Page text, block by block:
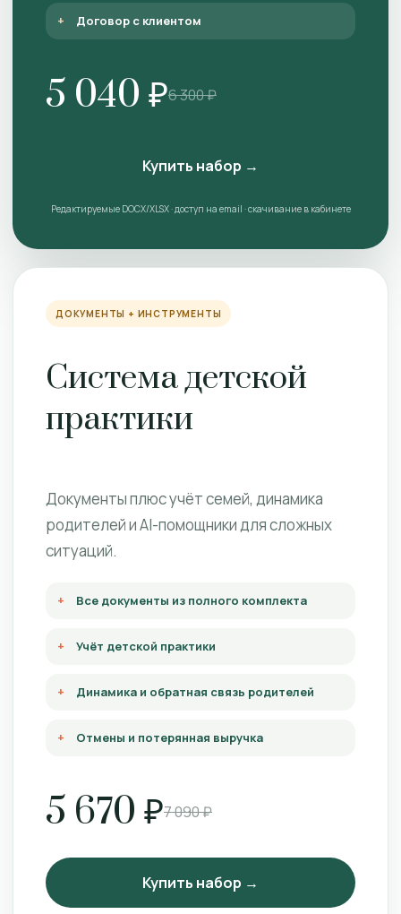
Договор с клиентом
5 040 ₽6 300 ₽
Купить набор →
Редактируемые DOCX/XLSX · доступ на email · скачивание в кабинете
ДОКУМЕНТЫ + ИНСТРУМЕНТЫ
Система детской
практики
Документы плюс учёт семей, динамика
родителей и AI-помощники для сложных
ситуаций.
Все документы из полного комплекта
Учёт детской практики
Динамика и обратная связь родителей
Отмены и потерянная выручка
5 670 ₽7 090 ₽
Купить набор →